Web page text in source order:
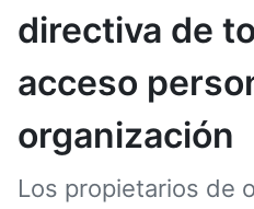
directiva de
acceso
organización
Los propietarios de